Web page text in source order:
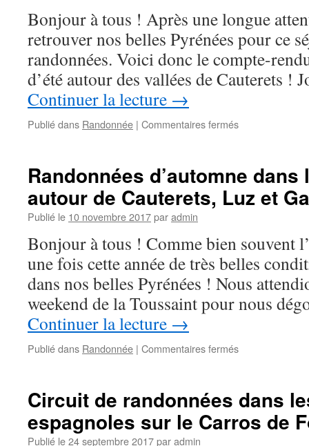
Bonjour à tous ! Après une longue
retrouver nos belles Pyrénées pour ce
randonnées. Voici donc le compte-
d’été autour des vallées de Cauterets
Continuer la lecture →
Publié dans Randonnée | Commentaires ferméssur
les
Pyrénées
autour
Randonnées d’automne
autour de Cauterets, Luz et
Publié le 10 novembre 2017paradmin
Bonjour à tous ! Comme bien souvent
une fois cette année de très belles
dans nos belles Pyrénées ! Nous
weekend de la Toussaint pour nous
Continuer la lecture →
Publié dans Randonnée | Commentaires ferméssur
les
Pyrénées
autour
Circuit de randonnées dans
espagnoles sur le Carros de
Publié le24 septembre 2017paradmin